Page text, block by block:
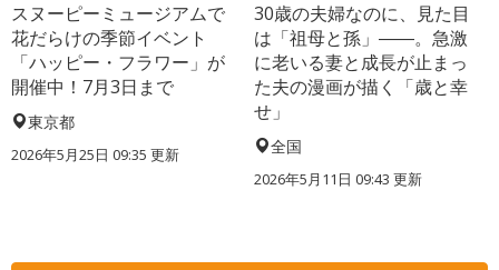
スヌーピーミュージアムで
花だらけの季節イベント
「ハッピー・フラワー」が
開催中！7月3日まで
東京都
2026年5月25日 09:35 更新
30歳の夫婦なのに、見た目
は「祖母と孫」――。急激
に老いる妻と成長が止まっ
た夫の漫画が描く「歳と幸
せ」
全国
2026年5月11日 09:43 更新